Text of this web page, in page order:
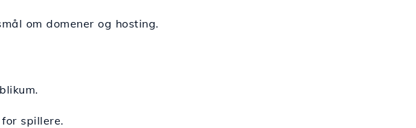
om domener og hosting.
spillere.